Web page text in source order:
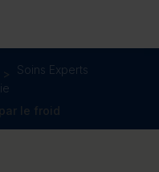
Soins Experts
le froid